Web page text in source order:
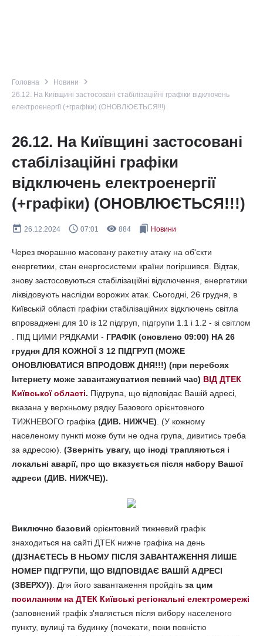
Головна navigate_next Новини navigate_next
26.12. На Київщині застосовані стабілізаційні графіки відключень
електроенергії (+графіки) (ОНОВЛЮЄТЬСЯ!!!)
26.12. На Київщині застосовані
стабілізаційні графіки
відключень електроенергії
(+графіки) (ОНОВЛЮЄТЬСЯ!!!)
today 26.12.2024 query_builder 07:01 remove_red_eye 884 bookmarks Новини
Через вчорашню масовану ракетну атаку на об'єкти
енергетики, стан енергосистеми країни погіршився. Відтак,
знову застосовуються стабілізаційні відключення, енергетики
ліквідовують наслідки ворожих атак. Сьогодні, 26 грудня, в
Київській області графіки стабілізаційних відключень світла
впроваджені для 10 із 12 підгруп, підгрупи 1.1 і 1.2 - зі світлом
. ПІД ЦИМИ РЯДКАМИ - ГРАФІК (оновлено 09:00) НА 26
грудня ДЛЯ КОЖНОЇ З 12 ПІДГРУП (МОЖЕ
ОНОВЛЮВАТИСЯ ВПРОДОВЖ ДНЯ!!!) (при перебоях
Інтернету може завантажуватися певний час) ВІД ДТЕК
Київської області. Підгрупа, що відповідає Вашій адресі,
вказана у верхньому рядку Базового орієнтовного
ТИЖНЕВОГО графіка (ДИВ. НИЖЧЕ) . (У кожному
населеному пункті може бути не одна група, дивитись треба
за адресою). (Зверніть увагу, що іноді трапляються і
локальні аварії, про що вказується після набору Вашої
адреси (ДИВ. НИЖЧЕ)).
Виключно базовий орієнтовний тижневий графік
знаходиться на сайті ДТЕК нижче графіка на день
(ДІЗНАЄТЕСЬ В НЬОМУ ПІСЛЯ ЗАВАНТАЖЕННЯ ЛИШЕ
НОМЕР ПІДГРУПИ, ЩО ВІДПОВІДАЄ ВАШІЙ АДРЕСІ
(ЗВЕРХУ)) . Для його завантаження пройдіть за цим
посиланням на ДТЕК Київські регіональні електромережі
(заповнений графік з'являється після вибору населеного
пункту, вулиці та будинку (почекати, поки повністю